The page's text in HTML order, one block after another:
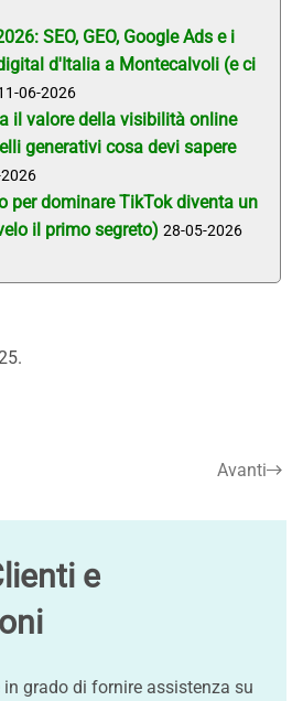
SEO, GEO, Google Ads e i
d'Italia a Montecalvoli (e ci
06-2026
il valore della visibilità online
generativi cosa devi sapere
per dominare TikTok diventa un
il primo segreto) 28-05-2026
.
Avanti
e
in grado di fornire assistenza su